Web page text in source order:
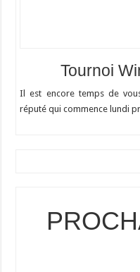
Tournoi
Il est encore temps de
réputé qui commence lundi